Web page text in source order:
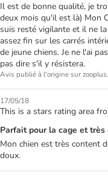
Il est de bonne qualité, je
deux mois qu'il est là) Mon
suis resté vigilante et il ne
assez fin sur les carrés
de jeune chiens. Je ne l'ai
pas dire s'il y résistera.
Avis publié à l'origine sur
17/05/18
This is a stars rating area
Parfait pour la cage et très
Mon chien est très content
doux.